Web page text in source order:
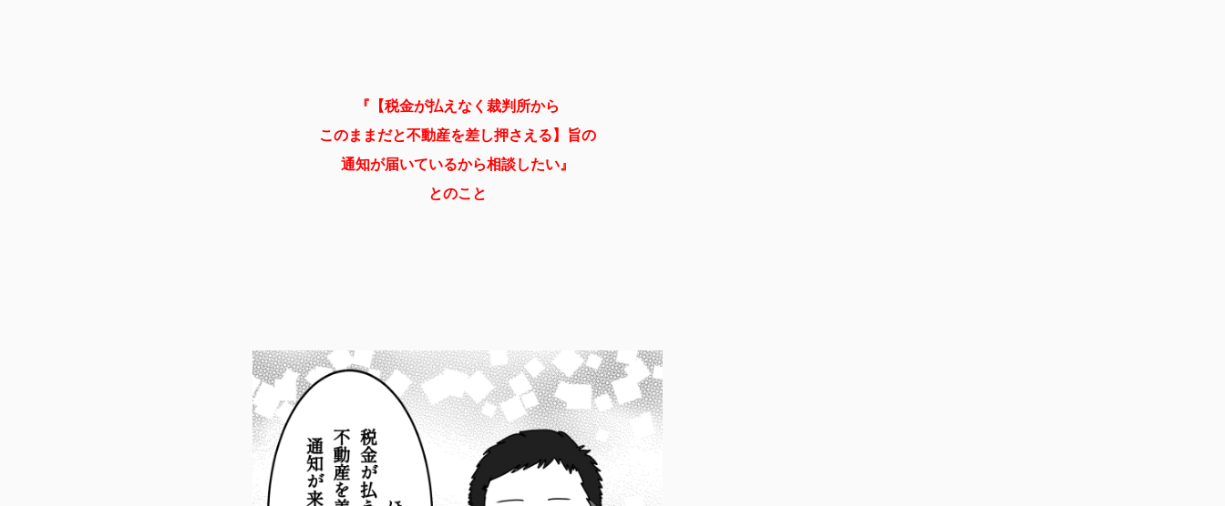
『【税金が払えなく裁判所から
このままだと不動産を差し押さえる】旨の
通知が届いているから相談したい』
とのこと